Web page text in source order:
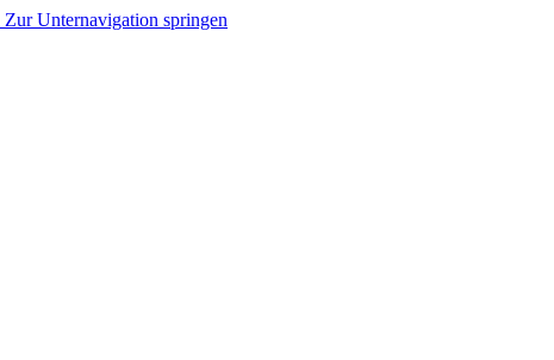
Zur Unternavigation springen